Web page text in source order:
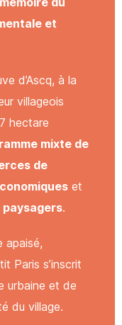
et
d’Ascq, à la
villageois
hectare
mixte de
de
et
paysagers.
apaisé,
Paris s’inscrit
urbaine et de
du village.
d’information
société et restent
ou supprimer ces données :
soient utilisées et
ou supprimer ces données :